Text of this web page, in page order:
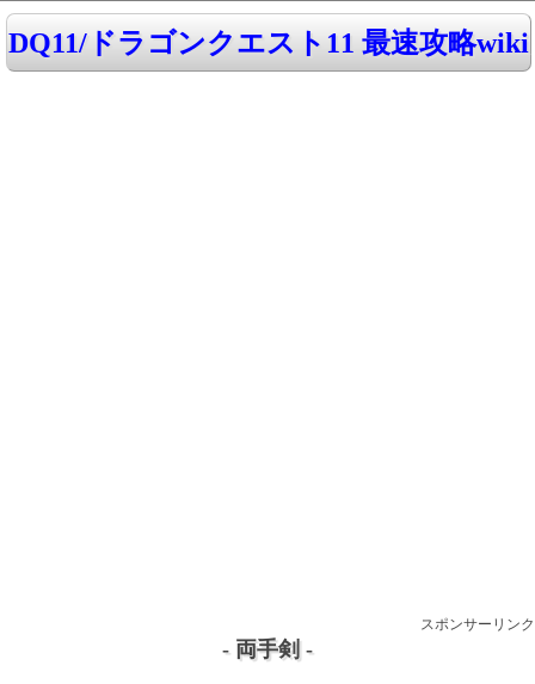
DQ11/ドラゴンクエスト11 最速攻略wiki
スポンサーリンク
- 両手剣 -